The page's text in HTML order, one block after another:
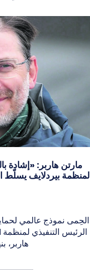
مارتن هاربر: «إشادة
لمنظمة بيردلايف يسلّط
الحِمى نموذج عالمي
هاربر،